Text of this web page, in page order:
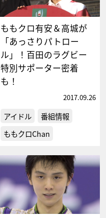
ももクロ有安＆高城が
「あっさりパトロー
ル」！百田のラグビー
特別サポーター密着
も！
2017.09.26
アイドル
番組情報
ももクロChan